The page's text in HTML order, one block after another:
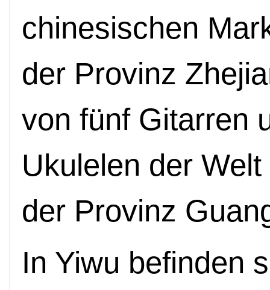
chinesischen
der Provinz
von fünf Gitarren
Ukulelen der
der Provinz
In Yiwu befinden